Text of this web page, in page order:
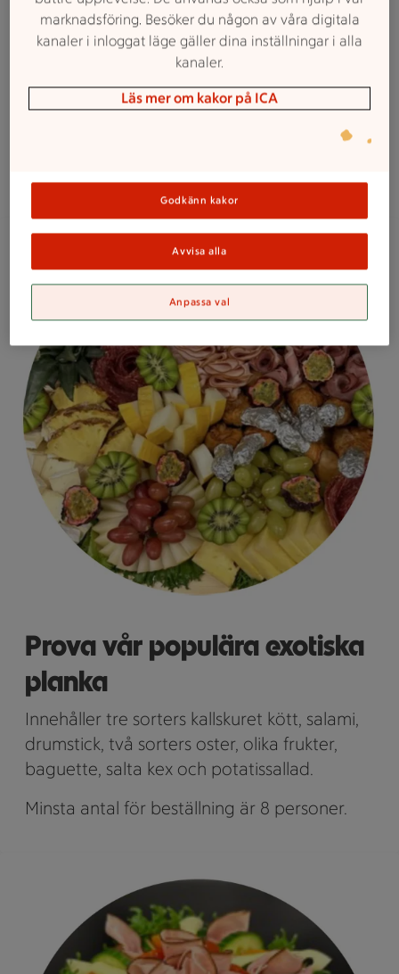
Vi vill gärna ha din beställning minst tre dagar före
leverans. Men självklart hjälper vi till tidigare om vi har
En bricka med olika sorters charkuterier, ostar, frukter och
Prova vår populära exotiska
planka
Innehåller tre sorters kallskuret kött, salami,
drumstick, två sorters oster, olika frukter,
baguette, salta kex och potatissallad.
Minsta antal för beställning är 8 personer.
marknadsföring. Besöker du någon av våra digitala
kanaler i inloggat läge gäller dina inställningar i alla
kanaler.
Läs mer om kakor på ICA
Godkänn kakor
Avvisa alla
Anpassa val